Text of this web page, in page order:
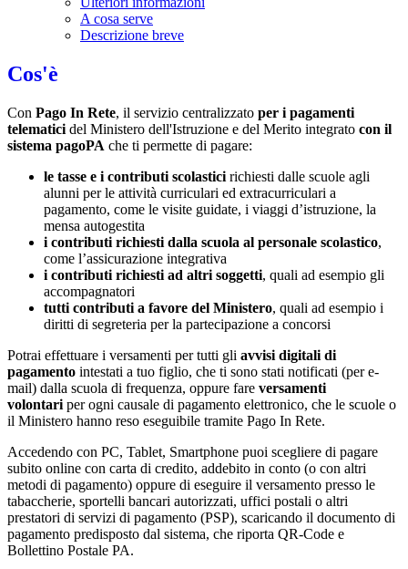
A cosa serve
Descrizione breve
Cos'è
Con Pago In Rete, il servizio centralizzato per i pagamenti
telematici del Ministero dell'Istruzione e del Merito integrato con il
sistema pagoPA che ti permette di pagare:
le tasse e i contributi scolastici richiesti dalle scuole agli
alunni per le attività curriculari ed extracurriculari a
pagamento, come le visite guidate, i viaggi d’istruzione, la
mensa autogestita
i contributi richiesti dalla scuola al personale scolastico,
come l’assicurazione integrativa
i contributi richiesti ad altri soggetti, quali ad esempio gli
accompagnatori
tutti contributi a favore del Ministero, quali ad esempio i
diritti di segreteria per la partecipazione a concorsi
Potrai effettuare i versamenti per tutti gli avvisi digitali di
pagamento intestati a tuo figlio, che ti sono stati notificati (per e-
mail) dalla scuola di frequenza, oppure fare versamenti
volontari per ogni causale di pagamento elettronico, che le scuole o
il Ministero hanno reso eseguibile tramite Pago In Rete.
Accedendo con PC, Tablet, Smartphone puoi scegliere di pagare
subito online con carta di credito, addebito in conto (o con altri
metodi di pagamento) oppure di eseguire il versamento presso le
tabaccherie, sportelli bancari autorizzati, uffici postali o altri
prestatori di servizi di pagamento (PSP), scaricando il documento di
pagamento predisposto dal sistema, che riporta QR-Code e
Bollettino Postale PA.